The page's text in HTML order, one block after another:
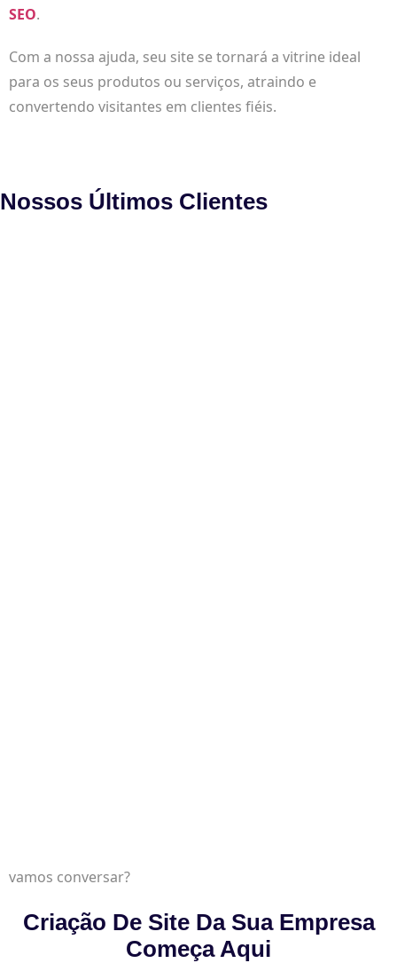
SEO.
Com a nossa ajuda, seu site se tornará a vitrine ideal
para os seus produtos ou serviços, atraindo e
convertendo visitantes em clientes fiéis.
Nossos Últimos Clientes
vamos conversar?
Criação De Site Da Sua Empresa
Começa Aqui